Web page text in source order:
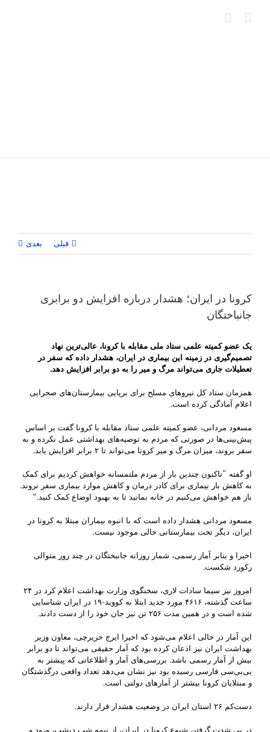
قبلی بعدی
کرونا در ایران؛ هشدار درباره افزایش دو برابری
جانباختگان
یک عضو کمیته علمی ستاد ملی مقابله با کرونا، عالی‌ترین نهاد
تصمیم‌گیری در زمینه این بیماری در ایران، هشدار داده که سفر در
تعطیلات جاری می‌تواند مرگ و میر را به دو برابر افزایش دهد.
همزمان ستاد کل نیروهای مسلح برای برپایی بیمارستان‌های صحرایی
اعلام آمادگی کرده است.
مسعود مردانی، عضو کمیته علمی ستاد مقابله با کرونا گفت بر اساس
پیش‌بینی‌ها در صورتی که مردم به توصیه‌های بهداشتی عمل نکرده و به
سفر بروند، میزان مرگ و میر کرونا می‌تواند تا ۲ برابر افزایش یابد.
او گفته “تاکنون چندین بار از مردم ملتمسانه خواهش کردیم برای کمک
به کاهش بار بیماری برای کادر درمان و کاهش موارد بیماری سفر نروند.
باز هم خواهش می‌کنیم در خانه بمانید تا به بهبود اوضاع کمک کنید.”
مسعود مردانی هشدار داده است که با انبوه بیماران مبتلا به کرونا در
ایران، دیگر تخت بیمارستانی خالی موجود نیست.
اخیرا و بنابر آمار رسمی، شمار روزانه جانبختگان در چند روز متوالی
رکورد شکست.
امروز نیز سیما سادات لاری، سخنگوی وزارت بهداشت اعلام کرد در ۲۴
ساعت گذشته، ۴۶۱۶ مورد جدید ابتلا به کووید-۱۹ در ایران شناسایی
شده است و در همین مدت ۲۵۶ تن نیز جان خود را از دست دادند.
این آمار در حالی اعلام می‌شود که اخیرا ایرج حریرچی، معاون وزیر
بهداشت ایران نیز اذعان کرده بود که آمار حقیقی می‌تواند تا دو برابر
بیش از آمار رسمی باشد. بررسی‌های آمار و اطلاعاتی که پیشتر به
بی‌بی‌سی فارسی رسیده بود نیز نشان می‌دهد تعداد واقعی درگذشتگان
و مبتلایان کرونا بیشتر از آمارهای دولتی است.
دست‌کم ۲۶ استان ایران در وضعیت هشدار قرار دارند.
در پی شدت گرفتن شیوع کرونا در ایران، از نیمه شب دیشب، ورود و